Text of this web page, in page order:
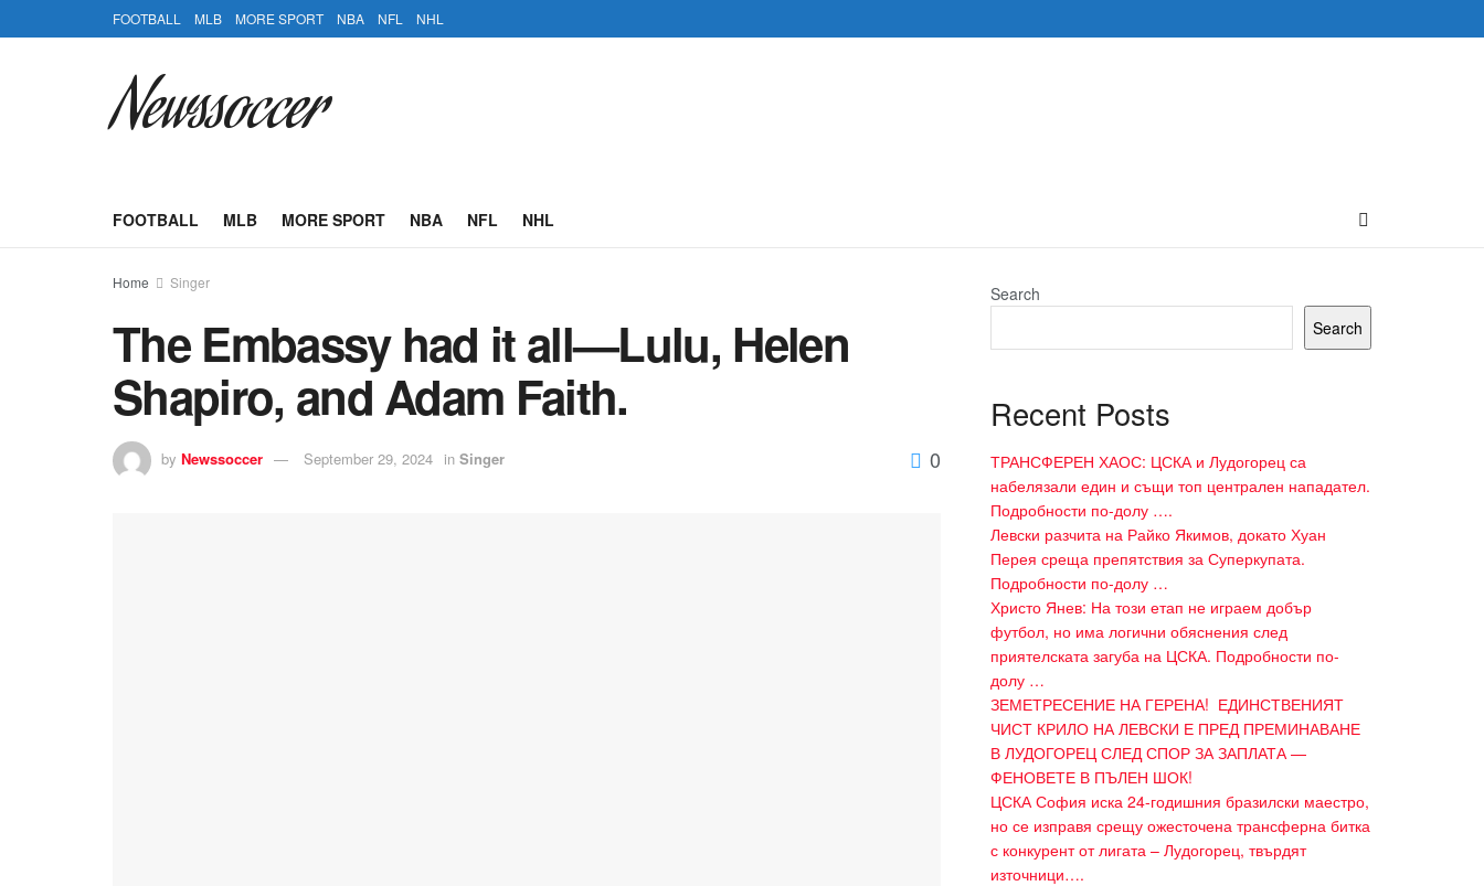
FOOTBALL MLB MORE SPORT NBA NFL NHL
Newssoccer
FOOTBALL MLB MORE SPORT NBA NFL NHL
Home Singer
The Embassy had it all—Lulu, Helen
Shapiro, and Adam Faith.
by Newssoccer September 29, 2024 in Singer 0
Search
Search
Recent Posts
ТРАНСФЕРЕН ХАОС: ЦСКА и Лудогорец са
набелязали един и същи топ централен нападател.
Подробности по-долу ….
Левски разчита на Райко Якимов, докато Хуан
Перея среща препятствия за Суперкупата.
Подробности по-долу …
Христо Янев: На този етап не играем добър
футбол, но има логични обяснения след
приятелската загуба на ЦСКА. Подробности по-
долу …
ЗЕМЕТРЕСЕНИЕ НА ГЕРЕНА! ЕДИНСТВЕНИЯТ
ЧИСТ КРИЛО НА ЛЕВСКИ Е ПРЕД ПРЕМИНАВАНЕ
В ЛУДОГОРЕЦ СЛЕД СПОР ЗА ЗАПЛАТА —
ФЕНОВЕТЕ В ПЪЛЕН ШОК!
ЦСКА София иска 24-годишния бразилски маестро,
но се изправя срещу ожесточена трансферна битка
с конкурент от лигата – Лудогорец, твърдят
източници….